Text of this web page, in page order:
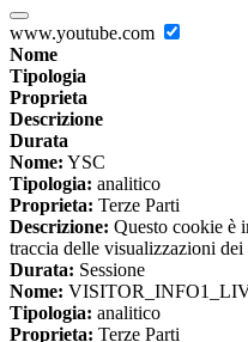
www.youtube.com
Nome
Tipologia
Proprieta
Descrizione
Durata
Nome: YSC
Tipologia: analitico
Proprieta: Terze Parti
Descrizione: Questo cookie è
traccia delle visualizzazioni
Durata: Sessione
Nome:
Tipologia: analitico
Proprieta: Terze Parti